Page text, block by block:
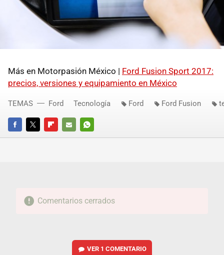
Más en Motorpasión México | Ford Fusion Sport 2017:
precios, versiones y equipamiento en México
FACEBOOKTWITTERFLIPBOARD
E-
WHATSAPP
TEMAS Ford Tecnología Ford Ford Fusion
Comentarios cerrados
VER 1 COMENTARIO